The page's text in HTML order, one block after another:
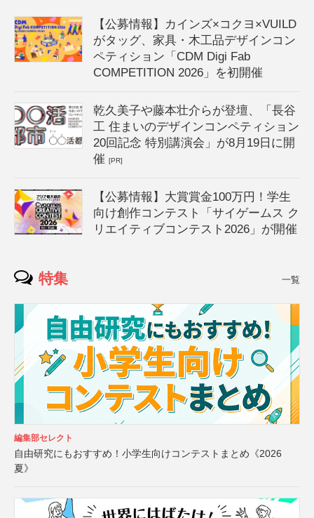
【公募情報】カインズ×コクヨ×VUILD
がタッグ、家具・木工品デザインコン
ペティション「CDM Digi Fab
COMPETITION 2026」を初開催
乾久美子や藤本壮介らが登壇、「長谷
工 住まいのデザインコンペティション
20回記念 特別講演会」が8月19日に開
催[PR]
【公募情報】大賞賞金100万円！学生
向け創作コンテスト「サイゲームス ク
リエイティブコンテスト2026」が開催
特集 一覧
編集部セレクト
自由研究にもおすすめ！小学生向けコンテストまとめ《2026
夏》